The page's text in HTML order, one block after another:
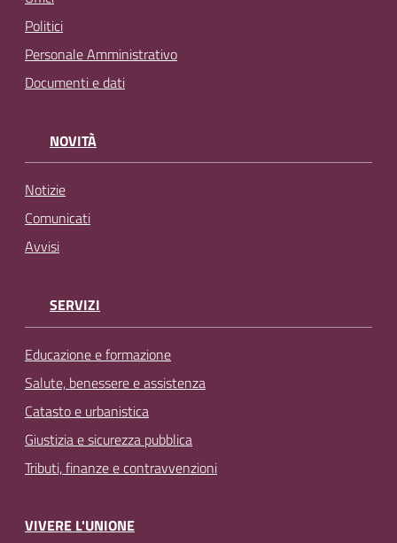
Politici
Personale Amministrativo
Documenti e dati
NOVITÀ
Notizie
Comunicati
Avvisi
SERVIZI
Educazione e formazione
Salute, benessere e assistenza
Catasto e urbanistica
Giustizia e sicurezza pubblica
Tributi, finanze e contravvenzioni
VIVERE L'UNIONE